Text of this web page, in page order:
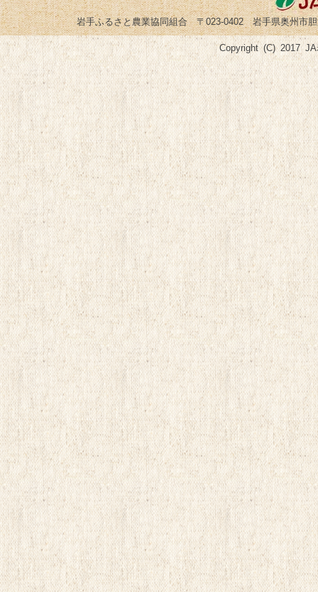
岩手ふるさと農業協同組合 〒023-0402 岩手県奥州市
Copyright (C) 2017